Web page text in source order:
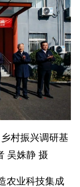
村振兴调研基
吴姝静 摄
农业科技集成